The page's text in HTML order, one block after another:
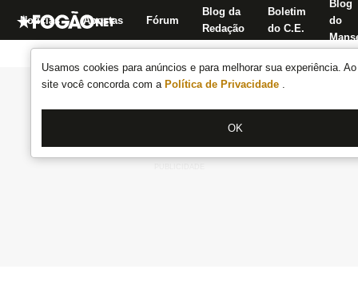
Usamos cookies para anúncios e para melhorar sua experiência.
site você concorda com a Política de Privacidade .
OK
Notícias Apostas Fórum
Blog da
Redação
Boletim
do C.E.
Blog
do